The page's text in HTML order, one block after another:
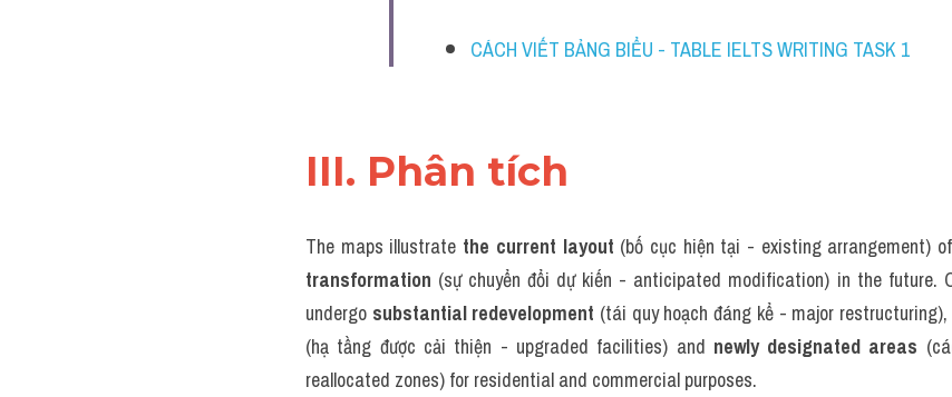
CÁCH VIẾT BẢNG BIỂU - TABLE IELTS WRITING TASK 1
III. Phân tích
The maps illustrate the current layout (bố cục hiện tại - existing arrangement)
transformation (sự chuyển đổi dự kiến - anticipated modification) in the future.
undergo substantial redevelopment (tái quy hoạch đáng kể - major
(hạ tầng được cải thiện - upgraded facilities) and newly designated areas
reallocated zones) for residential and commercial purposes.